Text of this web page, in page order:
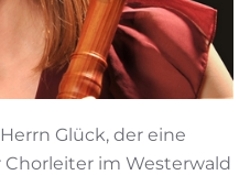
Glück, der eine
im Westerwald